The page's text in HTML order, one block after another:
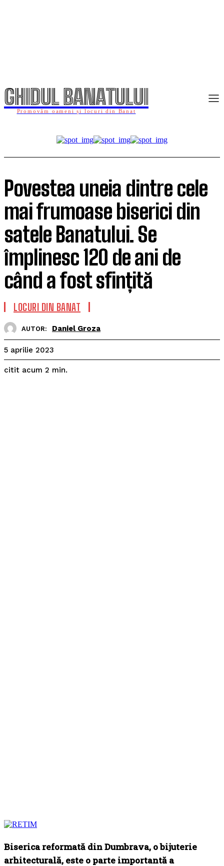
GHIDUL BANATULUI
Promovăm oameni și locuri din Banat
Povestea uneia dintre cele
mai frumoase biserici din
satele Banatului. Se
împlinesc 120 de ani de
când a fost sfințită
LOCURI DIN BANAT
AUTOR: Daniel Groza
5 aprilie 2023
citit acum 2 min.
Biserica reformată din Dumbrava, o bijuterie
arhitecturală, este o parte importantă a